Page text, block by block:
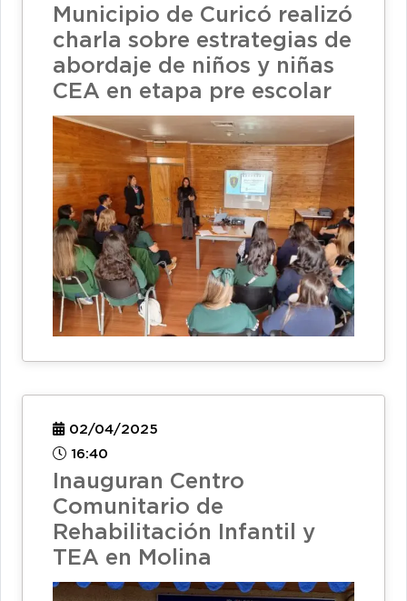
Municipio de Curicó realizó
charla sobre estrategias de
abordaje de niños y niñas
CEA en etapa pre escolar
02/04/2025
16:40
Inauguran Centro
Comunitario de
Rehabilitación Infantil y
TEA en Molina